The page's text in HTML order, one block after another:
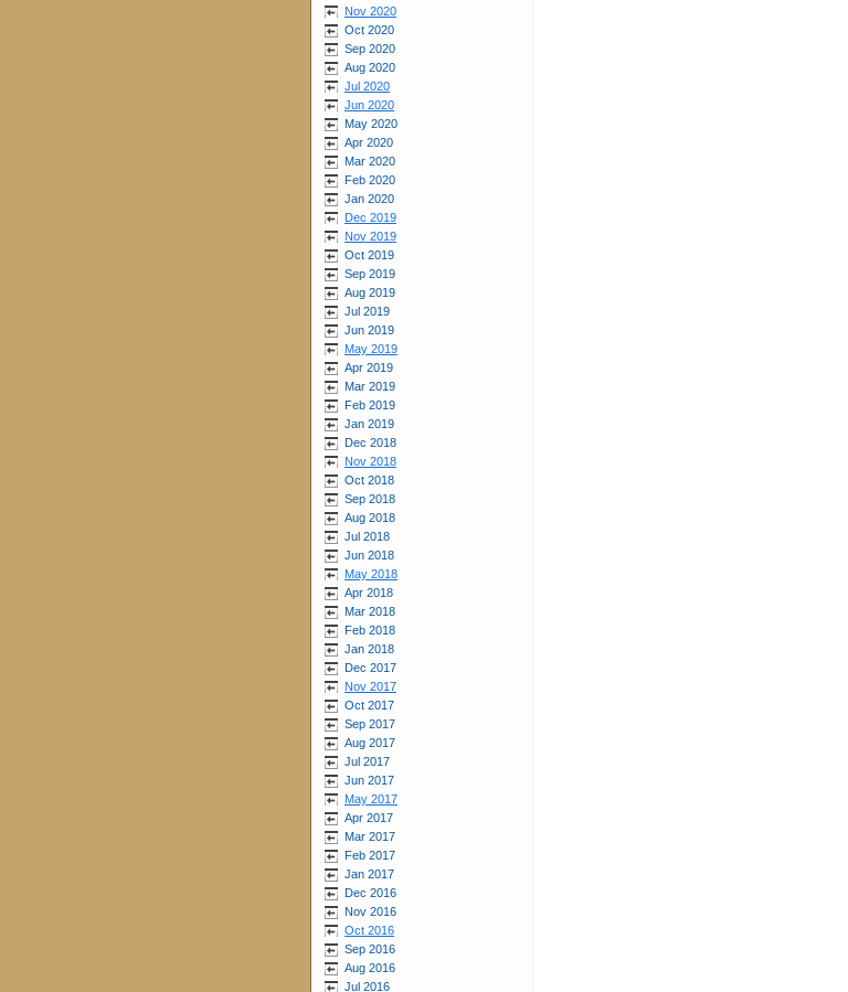
Nov 2020
Oct 2020
Sep 2020
Aug 2020
Jul 2020
Jun 2020
May 2020
Apr 2020
Mar 2020
Feb 2020
Jan 2020
Dec 2019
Nov 2019
Oct 2019
Sep 2019
Aug 2019
Jul 2019
Jun 2019
May 2019
Apr 2019
Mar 2019
Feb 2019
Jan 2019
Dec 2018
Nov 2018
Oct 2018
Sep 2018
Aug 2018
Jul 2018
Jun 2018
May 2018
Apr 2018
Mar 2018
Feb 2018
Jan 2018
Dec 2017
Nov 2017
Oct 2017
Sep 2017
Aug 2017
Jul 2017
Jun 2017
May 2017
Apr 2017
Mar 2017
Feb 2017
Jan 2017
Dec 2016
Nov 2016
Oct 2016
Sep 2016
Aug 2016
Jul 2016